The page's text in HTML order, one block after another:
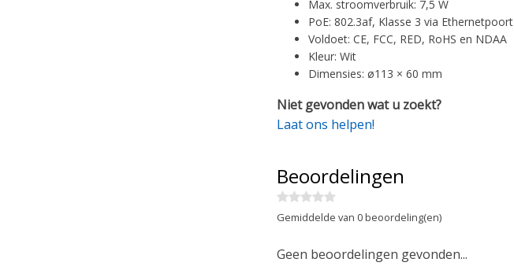
Max. stroomverbruik: 7,5 W
PoE: 802.3af, Klasse 3 via Ethernetpoort
Voldoet: CE, FCC, RED, RoHS en NDAA
Kleur: Wit
Dimensies: ø113 × 60 mm
Niet gevonden wat u zoekt?
Laat ons helpen!
Beoordelingen
Gemiddelde van 0 beoordeling(en)
Geen beoordelingen gevonden...